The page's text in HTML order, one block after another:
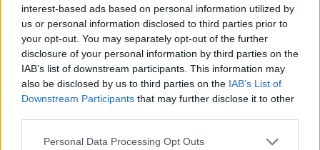
interest-based ads based on personal information utilized by
us or personal information disclosed to third parties prior to
your opt-out. You may separately opt-out of the further
disclosure of your personal information by third parties on the
IAB’s list of downstream participants. This information may
also be disclosed by us to third parties on the IAB’s List of
Downstream Participants that may further disclose it to other
Personal Data Processing Opt Outs
je tad da postoji šansa da to negativno utiče na moju
plodnost i da moramo da uradimo vađenje jajnih ćelija
kako bi one ostale u dobrom stanju i neozračene.
Već u avgustu je počela hemoterapija i tokom tog prvog
ciklusa je već počela da gubi kosu.
– Iako sam znala da ću izgubiti kosu, nisam očekivala da će